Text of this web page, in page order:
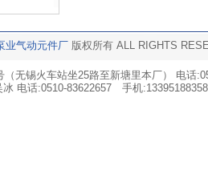
业气动元件厂 版权所有 ALL RIGHTS
无锡火车站坐25路至新塘里本厂） 电话
冰 电话:0510-83622657 手机